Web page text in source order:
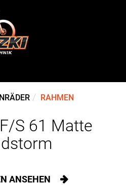
RAHMEN
S 61 Matte
ANSEHEN